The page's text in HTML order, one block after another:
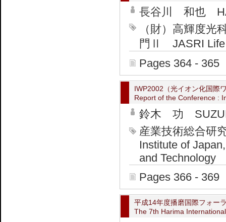
長谷川 和也
（財）高輝度
門Ⅱ JASRI Life
Pages 364 - 365
IWP2002（光イオン化国際
Report of the Conference :
鈴木 功
産業技術総合研
Institute of
and Technology
Pages 366 - 369
平成14年度播磨国際フォー
The 7th Harima